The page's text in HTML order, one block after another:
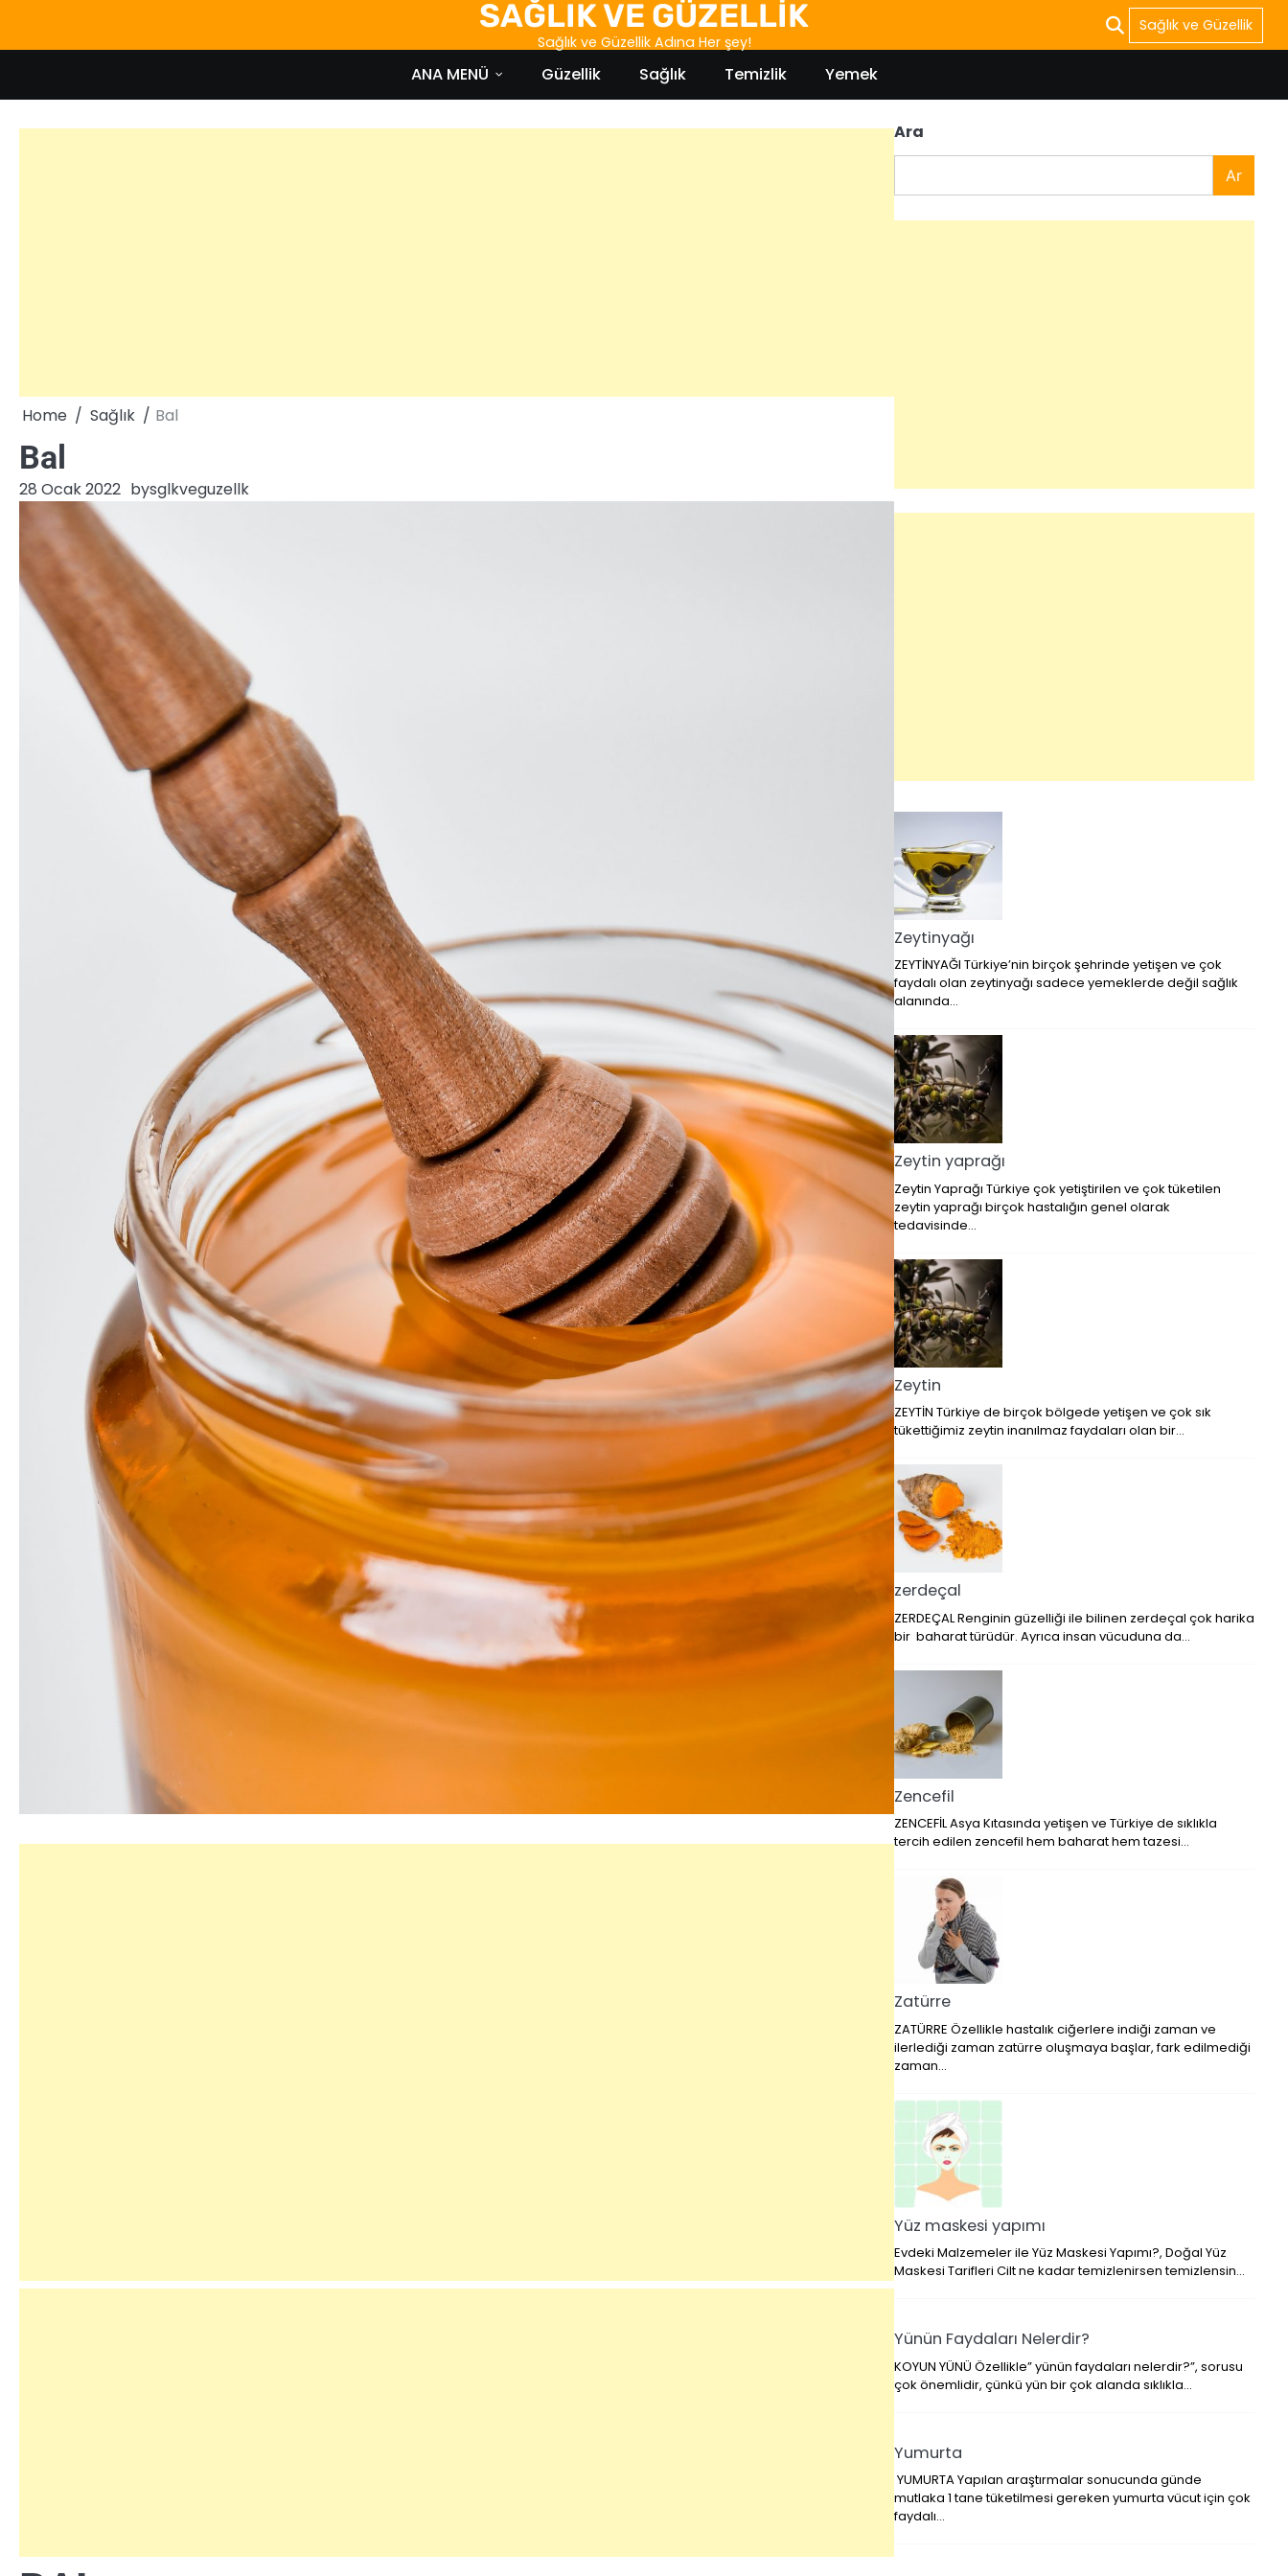
content
SAĞLIK VE GÜZELLİK
Sağlık ve Güzellik Adına Her şey!
Sağlık ve Güzellik
ANA MENÜ Güzellik Sağlık Temizlik Yemek
Home Sağlık Bal
Bal
28 Ocak 2022 bysglkveguzellk
Ara
Ar
Zeytinyağı
ZEYTİNYAĞI Türkiye’nin birçok şehrinde yetişen ve çok
faydalı olan zeytinyağı sadece yemeklerde değil sağlık
alanında…
Zeytin yaprağı
Zeytin Yaprağı Türkiye çok yetiştirilen ve çok tüketilen
zeytin yaprağı birçok hastalığın genel olarak
tedavisinde…
Zeytin
ZEYTİN Türkiye de birçok bölgede yetişen ve çok sık
tükettiğimiz zeytin inanılmaz faydaları olan bir…
zerdeçal
ZERDEÇAL Renginin güzelliği ile bilinen zerdeçal çok harika
bir baharat türüdür. Ayrıca insan vücuduna da…
Zencefil
ZENCEFİL Asya Kıtasında yetişen ve Türkiye de sıklıkla
tercih edilen zencefil hem baharat hem tazesi…
Zatürre
ZATÜRRE Özellikle hastalık ciğerlere indiği zaman ve
ilerlediği zaman zatürre oluşmaya başlar, fark edilmediği
zaman…
Yüz maskesi yapımı
Evdeki Malzemeler ile Yüz Maskesi Yapımı?, Doğal Yüz
Maskesi Tarifleri Cilt ne kadar temizlenirsen temizlensin…
Yünün Faydaları Nelerdir?
KOYUN YÜNÜ Özellikle” yünün faydaları nelerdir?”, sorusu
çok önemlidir, çünkü yün bir çok alanda sıklıkla…
Yumurta
YUMURTA Yapılan araştırmalar sonucunda günde
mutlaka 1 tane tüketilmesi gereken yumurta vücut için çok
faydalı…